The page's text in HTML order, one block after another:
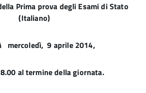
Prima prova degli Esami di Stato
(Italiano)
mercoledì, 9 aprile 2014,
al termine della giornata.